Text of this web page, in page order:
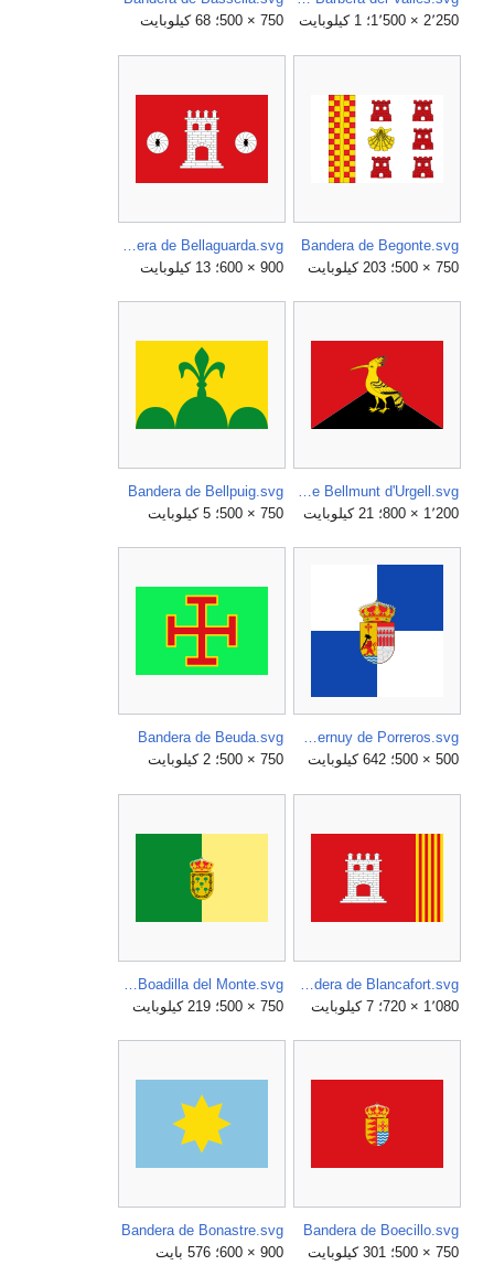
2٬250 × 1٬500؛ 1 كيلوبايت
750 × 500؛ 68 كيلوبايت
Bandera de Begonte.svg
750 × 500؛ 203 كيلوبايت
900 × 600؛ 13 كيلوبايت
1٬200 × 800؛ 21 كيلوبايت
Bandera de Bellpuig.svg
750 × 500؛ 5 كيلوبايت
Bandera de Bernuy de Porreros.svg
500 × 500؛ 642 كيلوبايت
Bandera de Beuda.svg
750 × 500؛ 2 كيلوبايت
1٬080 × 720؛ 7 كيلوبايت
750 × 500؛ 219 كيلوبايت
Bandera de Boecillo.svg
750 × 500؛ 301 كيلوبايت
Bandera de Bonastre.svg
900 × 600؛ 576 بايت